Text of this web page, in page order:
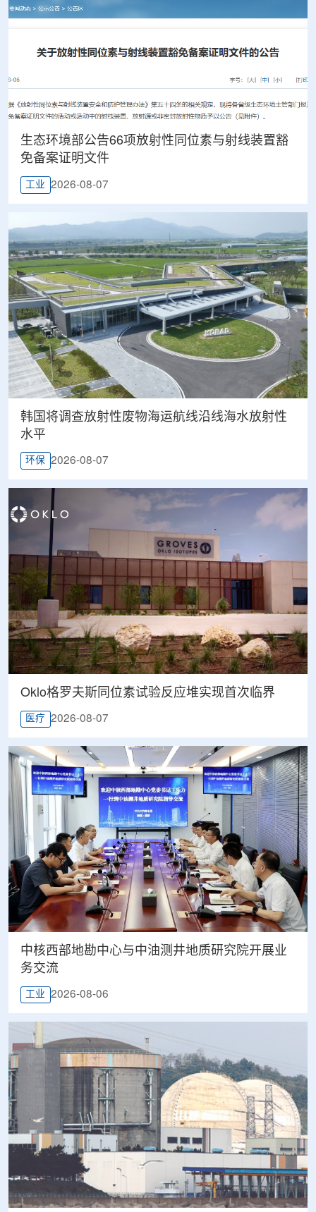
生态环境部公告66项放射性同位素与射线装置豁
免备案证明文件
工业 2026-08-07
韩国将调查放射性废物海运航线沿线海水放射性
水平
环保 2026-08-07
Oklo格罗夫斯同位素试验反应堆实现首次临界
医疗 2026-08-07
中核西部地勘中心与中油测井地质研究院开展业
务交流
工业 2026-08-06